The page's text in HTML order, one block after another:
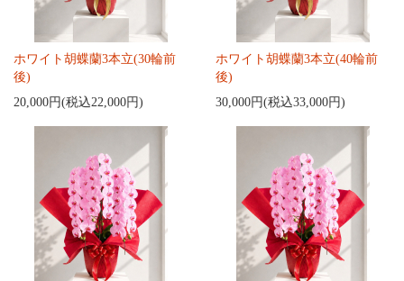
ホワイト胡蝶蘭3本立(30輪前
後)
20,000円(税込22,000円)
ホワイト胡蝶蘭3本立(40輪前
後)
30,000円(税込33,000円)